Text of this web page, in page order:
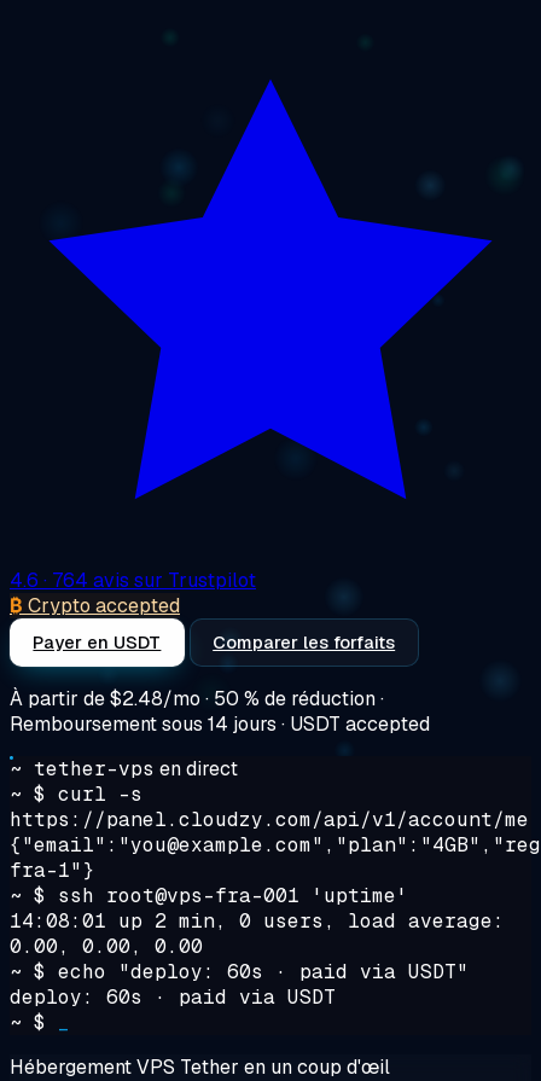
4.6 · 764 avis sur Trustpilot
₿ Crypto accepted
Payer en USDT Comparer les forfaits
À partir de$2.48/mo · 50 % de réduction ·
Remboursement sous 14 jours · USDT accepted
~ tether-vps en direct
~ $ curl -s
https://panel.cloudzy.com/api/v1/account/me
fra-1"}
~ $
ssh root@vps-fra-001 'uptime'
14:08:01 up 2 min, 0 users, load average:
0.00, 0.00, 0.00
~ $ echo "deploy: 60s · paid via USDT"
deploy: 60s · paid via USDT
~ $
Hébergement VPS Tether en un coup d'œil